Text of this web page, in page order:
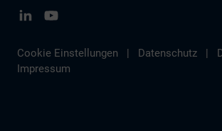
Cookie Einstellungen | Datenschutz |
Impressum